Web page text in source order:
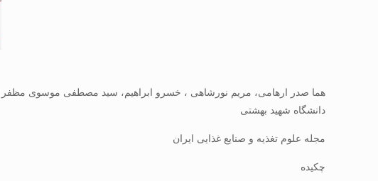
هما صدر ارهامی، مریم نورشاهی ، خسرو ابراهیم، سید مصطفی موسوی مظفر
دانشگاه شهید بهشتی
مجله علوم تغذیه و صنایع غذایی ایران
چکیده